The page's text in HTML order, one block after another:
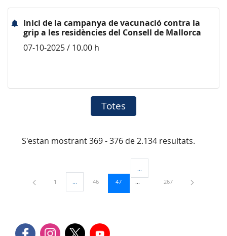
Inici de la campanya de vacunació contra la
grip a les residències del Consell de Mallorca
07-10-2025 / 10.00 h
Totes
S'estan mostrant 369 - 376 de 2.134 resultats.
Pàgina
1 ...Pàgines intermèdies Utilitzeu TAB per navegar.
Pàgina
46 Pàgina
47
Pàgines intermèdies Utilitzeu
Pàgina
267